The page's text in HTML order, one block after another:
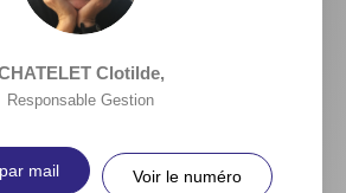
Clotilde,
Responsable Gestion
mail Voir le numéro